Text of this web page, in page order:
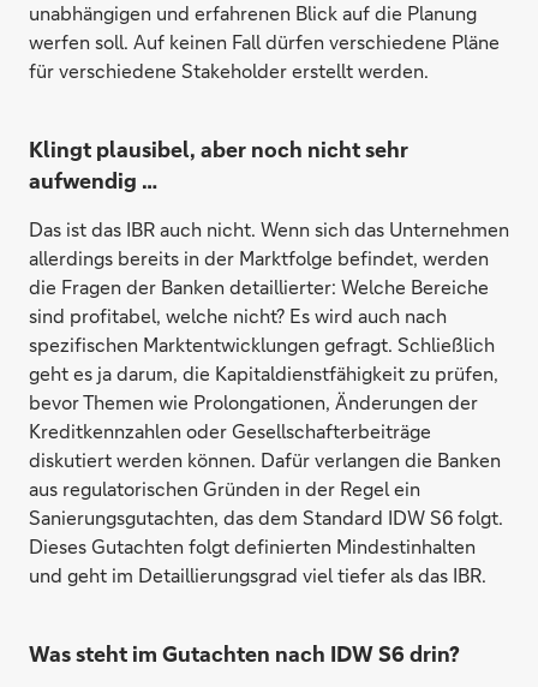
unabhängigen und erfahrenen Blick auf die Planung
werfen soll. Auf keinen Fall dürfen verschiedene Pläne
für verschiedene Stakeholder erstellt werden.
Klingt plausibel, aber noch nicht sehr
aufwendig …
Das ist das IBR auch nicht. Wenn sich das Unternehmen
allerdings bereits in der Marktfolge befindet, werden
die Fragen der Banken detaillierter: Welche Bereiche
sind profitabel, welche nicht? Es wird auch nach
spezifischen Marktentwicklungen gefragt. Schließlich
geht es ja darum, die Kapitaldienstfähigkeit zu prüfen,
bevor Themen wie Prolongationen, Änderungen der
Kreditkennzahlen oder Gesellschafterbeiträge
diskutiert werden können. Dafür verlangen die Banken
aus regulatorischen Gründen in der Regel ein
Sanierungsgutachten, das dem Standard IDW S6 folgt.
Dieses Gutachten folgt definierten Mindestinhalten
und geht im Detaillierungsgrad viel tiefer als das IBR.
Was steht im Gutachten nach IDW S6 drin?